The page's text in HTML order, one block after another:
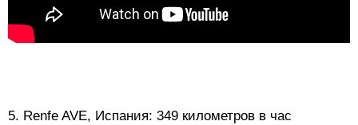
5. Renfe AVE, Испания: 349 километров в час